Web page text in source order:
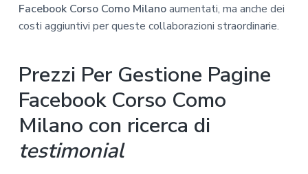
Facebook Corso Como Milanoaumentati, ma anche dei
costi aggiuntivi per queste collaborazioni straordinarie.
Prezzi Per Gestione Pagine
Facebook Corso Como
Milano con ricerca di
testimonial